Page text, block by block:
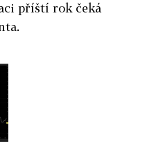
příští rok čeká